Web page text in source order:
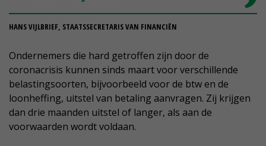
HANS VIJLBRIEF, STAATSSECRETARIS VAN FINANCIËN
Ondernemers die hard getroffen zijn door de
coronacrisis kunnen sinds maart voor verschillende
belastingsoorten, bijvoorbeeld voor de btw en de
loonheffing, uitstel van betaling aanvragen. Zij krijgen
dan drie maanden uitstel of langer, als aan de
voorwaarden wordt voldaan.